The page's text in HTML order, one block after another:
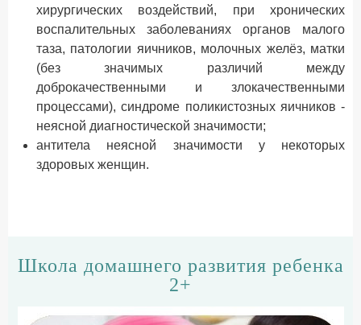
хирургических воздействий, при хронических
воспалительных заболеваниях органов малого
таза, патологии яичников, молочных желёз, матки
(без значимых различий между
доброкачественными и злокачественными
процессами), синдроме поликистозных яичников -
неясной диагностической значимости;
антитела неясной значимости у некоторых
здоровых женщин.
Школа домашнего развития ребенка
2+